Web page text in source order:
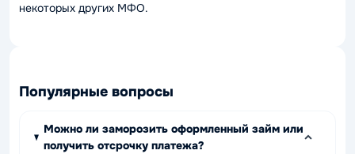
некоторых других МФО.
Популярные вопросы
Можно ли заморозить оформленный займ или
получить отсрочку платежа?